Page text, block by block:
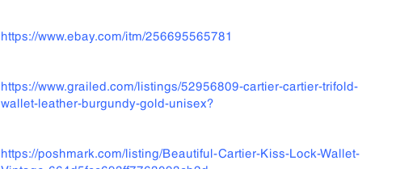
https://www.ebay.com/itm/256695565781
https://www.grailed.com/listings/52956809-cartier-cartier-trifold-
wallet-leather-burgundy-gold-unisex?
https://poshmark.com/listing/Beautiful-Cartier-Kiss-Lock-Wallet-